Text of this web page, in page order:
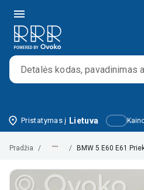
Pristatymas į Lietuva
Pradžia / / BMW 5 E60 E61